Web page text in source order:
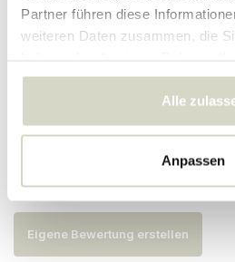
Partner führen diese
weiteren Daten zusammen, die
gesammelt haben.
Alle
Anpassen
SKU
Bewertungen
Es wurden noch keine Bewertungen
abgegeben..
Eigene Bewertung erstellen